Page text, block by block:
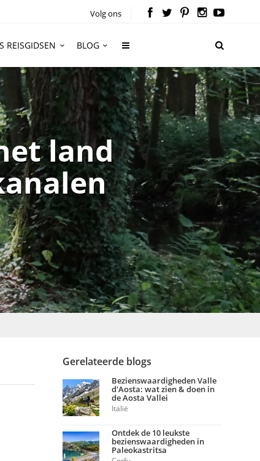
Volg ons
REISGIDSEN BLOG
land
Gerelateerde blogs
Bezienswaardigheden Valle
d'Aosta: wat zien & doen in
de Aosta Vallei
Italië
Ontdek de 10 leukste
bezienswaardigheden in
Paleokastritsa